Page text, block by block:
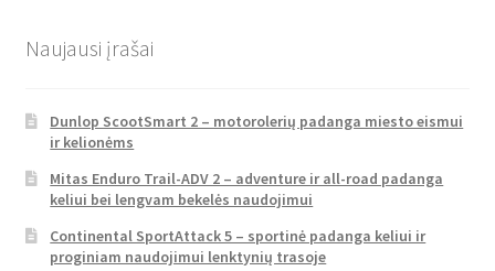
Naujausi įrašai
Dunlop ScootSmart 2 – motorolerių padanga miesto eismui
ir kelionėms
Mitas Enduro Trail-ADV 2 – adventure ir all-road padanga
keliui bei lengvam bekelės naudojimui
Continental SportAttack 5 – sportinė padanga keliui ir
proginiam naudojimui lenktynių trasoje